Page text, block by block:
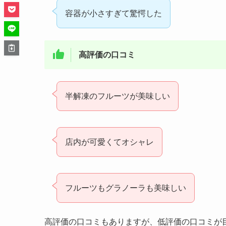
容器が小さすぎて驚愕した
高評価の口コミ
半解凍のフルーツが美味しい
店内が可愛くてオシャレ
フルーツもグラノーラも美味しい
高評価の口コミもありますが、低評価の口コミが